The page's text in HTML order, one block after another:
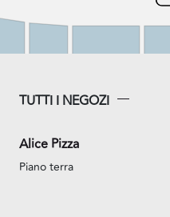
TUTTI I NEGOZI
Alice Pizza
Piano terra